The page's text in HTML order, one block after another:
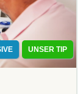
UNSER TIP